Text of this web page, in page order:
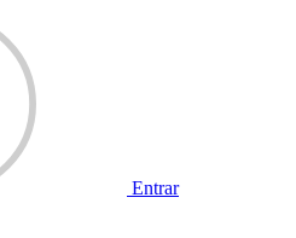
Entrar